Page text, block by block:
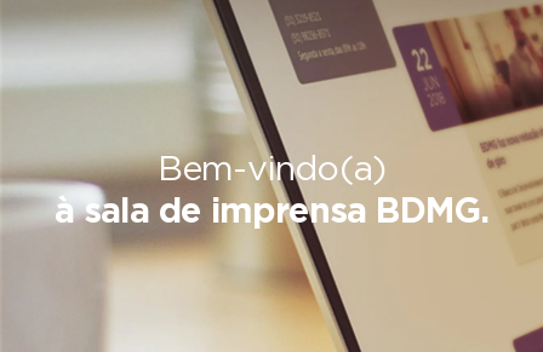
Bem-vindo(a)
à sala de imprensa BDMG.